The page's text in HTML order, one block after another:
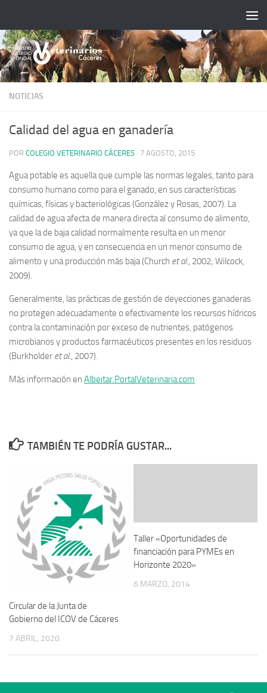
NOTICIAS
Calidad del agua en ganadería
POR COLEGIO VETERINARIO CÁCERES · 7 AGOSTO, 2015
Agua potable es aquella que cumple las normas legales, tanto para
consumo humano como para el ganado, en sus características
químicas, físicas y bacteriológicas (González y Rosas, 2007). La
calidad de agua afecta de manera directa al consumo de alimento,
ya que la de baja calidad normalmente resulta en un menor
consumo de agua, y en consecuencia en un menor consumo de
alimento y una producción más baja (Church et al., 2002; Wilcock,
2009).
Generalmente, las prácticas de gestión de deyecciones ganaderas
no protegen adecuadamente o efectivamente los recursos hídricos
contra la contaminación por exceso de nutrientes, patógenos
microbianos y productos farmacéuticos presentes en los residuos
(Burkholder et al., 2007).
Más información en Albeitar.PortalVeterinaria.com
TAMBIÉN TE PODRÍA GUSTAR...
Circular de la Junta de
Gobierno del ICOV de Cáceres
7 ABRIL, 2020
Taller «Oportunidades de
financiación para PYMEs en
Horizonte 2020»
6 MARZO, 2014